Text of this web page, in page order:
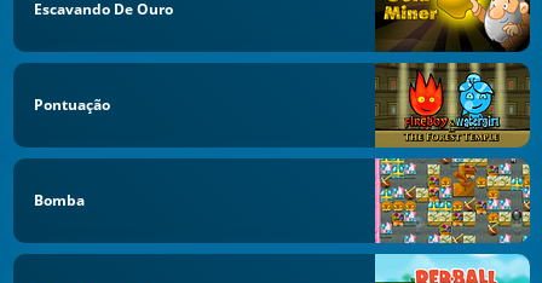
Escavando De Ouro
Pontuação
Bomba